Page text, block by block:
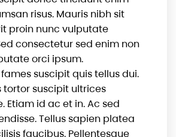
risus. Mauris nibh sit
proin nunc vulputate
consectetur sed enim non
orci ipsum.
suscipit quis tellus dui.
tortor suscipit ultrices
Etiam id ac et in. Ac sed
Tellus sapien platea
faucibus. Pellentesque